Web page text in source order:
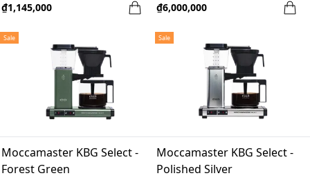
₫1,145,000 ₫6,000,000
Sale
Moccamaster KBG Select -
Forest Green
Sale
Moccamaster KBG Select -
Polished Silver